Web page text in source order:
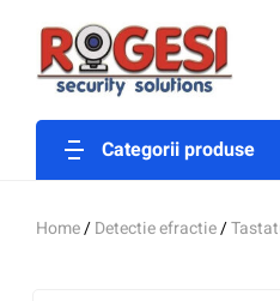
Categorii produse
Home/Detectie efractie/